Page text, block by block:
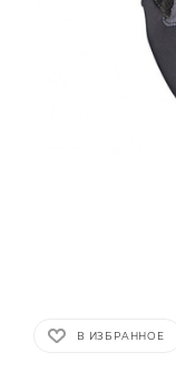
В ИЗБРАННОЕ